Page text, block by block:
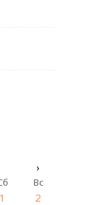
›
Вс
1
2